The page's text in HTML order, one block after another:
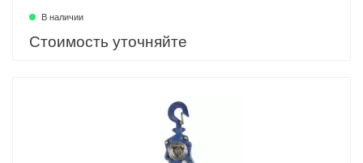
В наличии
Стоимость уточняйте